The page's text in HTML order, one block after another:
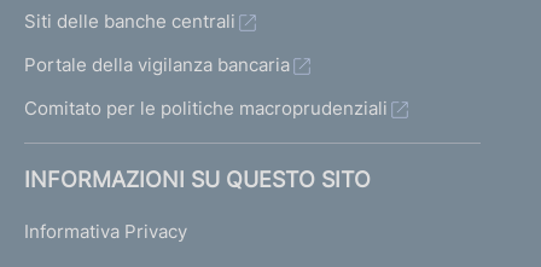
Siti delle banche centrali
Portale della vigilanza bancaria
Comitato per le politiche macroprudenziali
INFORMAZIONI SU QUESTO SITO
Informativa Privacy